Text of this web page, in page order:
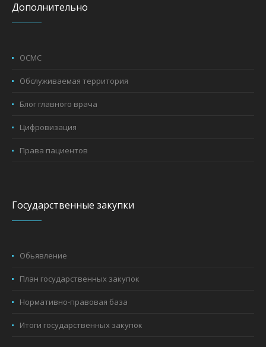
Дополнительно
ОСМС
Обслуживаемая территория
Блог главного врача
Цифровизация
Права пациентов
Государственные закупки
Обьявление
План государственных закупок
Нормативно-правовая база
Итоги государственных закупок